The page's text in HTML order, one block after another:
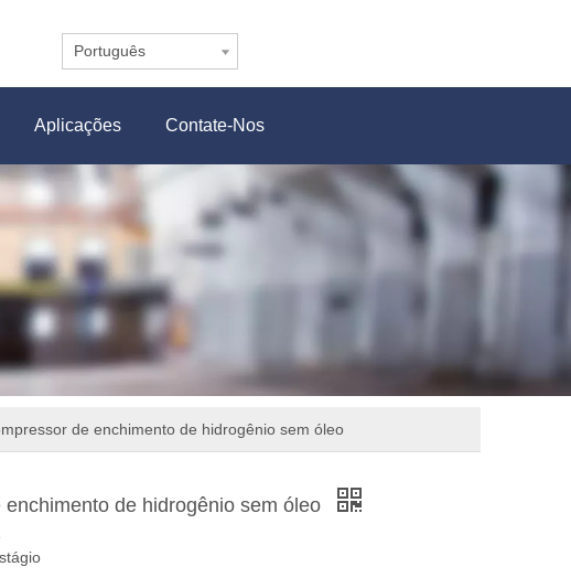
Português
Aplicações Contate-Nos
de enchimento de hidrogênio sem óleo
enchimento de hidrogênio sem óleo